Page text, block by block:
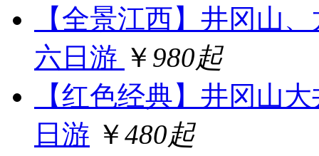
【全景江西】井冈山
六日游 ￥ 980起
【红色经典】井冈山
日游 ￥480起